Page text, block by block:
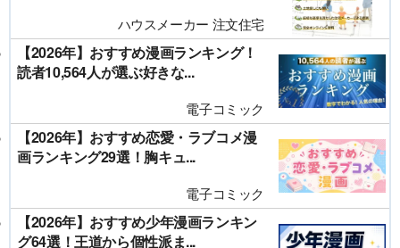
ハウスメーカー 注文住宅
【2026年】おすすめ漫画ランキング！
読者10,564人が選ぶ好きな...
電子コミック
【2026年】おすすめ恋愛・ラブコメ漫
画ランキング29選！胸キュ...
電子コミック
【2026年】おすすめ少年漫画ランキン
グ64選！王道から個性派ま...